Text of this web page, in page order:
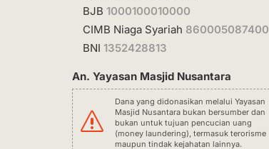
BJB1000100010000
CIMB Niaga Syariah 860005087400
BNI1352428813
An. Yayasan Masjid Nusantara
s
Dana yang didonasikan melalui Yayasan
Masjid Nusantara bukan bersumber dan
bukan untuk tujuan pencucian uang
(money laundering), termasuk terorisme
maupun tindak kejahatan lainnya.